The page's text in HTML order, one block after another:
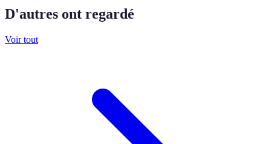
D'autres ont regardé
Voir tout